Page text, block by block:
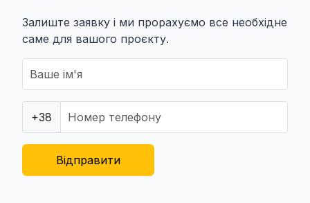
Залиште заявку і ми прорахуємо все необхідне
саме для вашого проєкту.
+38
Відправити